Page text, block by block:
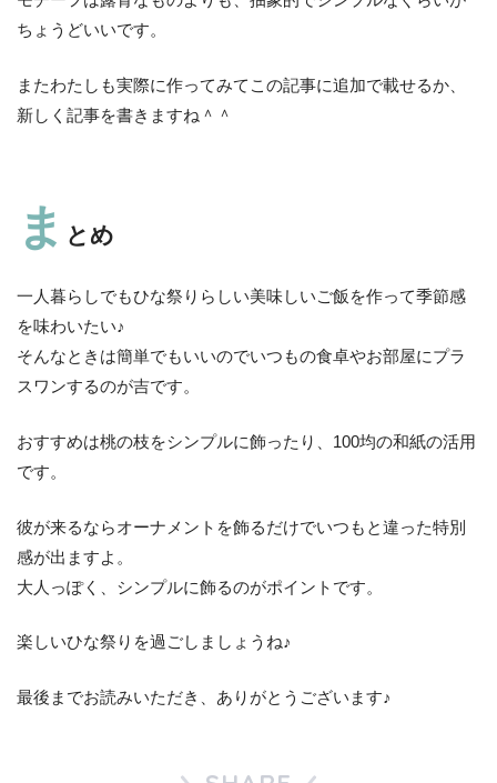
ちょうどいいです。
またわたしも実際に作ってみてこの記事に追加で載せるか、
新しく記事を書きますね＾＾
ま とめ
一人暮らしでもひな祭りらしい美味しいご飯を作って季節感
を味わいたい♪
そんなときは簡単でもいいのでいつもの食卓やお部屋にプラ
スワンするのが吉です。
おすすめは桃の枝をシンプルに飾ったり、100均の和紙の活用
です。
彼が来るならオーナメントを飾るだけでいつもと違った特別
感が出ますよ。
大人っぽく、シンプルに飾るのがポイントです。
楽しいひな祭りを過ごしましょうね♪
最後までお読みいただき、ありがとうございます♪